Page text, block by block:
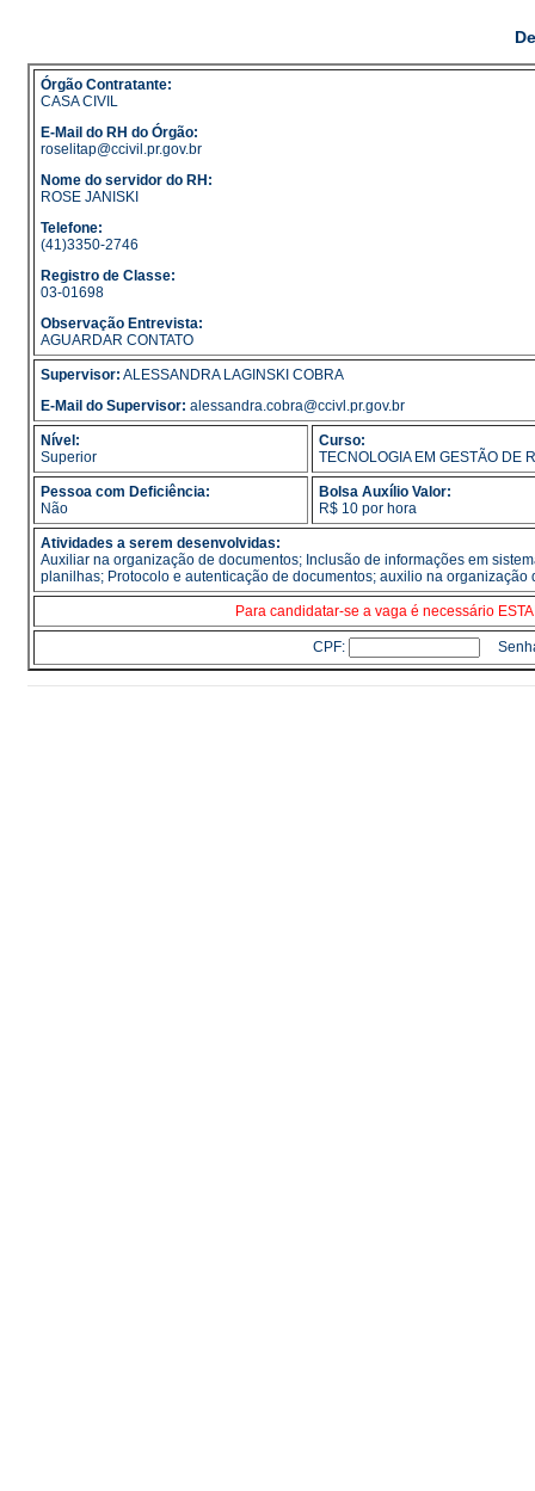
Órgão Contratante:
CASA CIVIL
E-Mail do RH do Órgão:
roselitap@ccivil.pr.gov.br
Nome do servidor do RH:
ROSE JANISKI
Telefone:
(41)3350-2746
Registro de Classe:
03-01698
Observação Entrevista:
AGUARDAR CONTATO
Supervisor: ALESSANDRA LAGINSKI COBRA
E-Mail do Supervisor: alessandra.cobra@ccivl.pr.gov.br
Nível:
Superior
Curso:
TECNOLOGIA EM GESTÃO DE
Pessoa com Deficiência:
Não
Bolsa Auxílio Valor:
R$ 10 por hora
Atividades a serem desenvolvidas:
Auxiliar na organização de documentos; Inclusão de informações em
planilhas; Protocolo e autenticação de documentos; auxilio na organização
Para candidatar-se a vaga é necessário
CPF: